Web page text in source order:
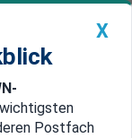
Premium
China
X
Postfach